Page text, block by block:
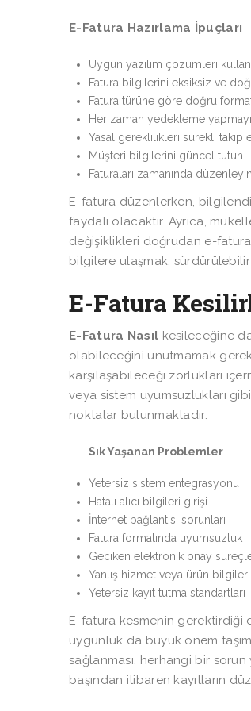
E-Fatura Hazırlama İpuçları
Uygun yazılım çözümleri
Fatura bilgilerini eksiksiz ve
Fatura türüne göre doğru
Her zaman yedekleme
Yasal gereklilikleri sürekli takip
Müşteri bilgilerini güncel tutun.
Faturaları zamanında
E-fatura düzenlerken,
faydalı olacaktır. Ayrıca,
değişiklikleri doğrudan e-
bilgilere ulaşmak,
E-Fatura
E-Fatura Nasıl kesileceğine
olabileceğini unutmamak
karşılaşabileceği zorlukları
veya sistem uyumsuzlukları
noktalar bulunmaktadır.
Sık Yaşanan Problemler
Yetersiz sistem entegrasyonu
Hatalı alıcı bilgileri girişi
İnternet bağlantısı sorunları
Fatura formatında uyumsuzluk
Geciken elektronik onay
Yanlış hizmet veya ürün bilgileri
Yetersiz kayıt tutma standartları
E-fatura kesmenin gerektirdiği
uygunluk da büyük önem
sağlanması, herhangi bir sorun
başından itibaren kayıtların